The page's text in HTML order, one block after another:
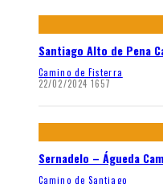
Santiago Alto de Pena
Camino de Fisterra
22/02/2024 1657
Sernadelo – Águeda
Camino de Santiago